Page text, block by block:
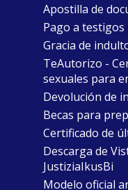
Apostilla de
Pago a
Gracia de
TeAutorizo -
sexuales para
Devolución de
Becas para
Certificado de
Descarga de
JustiziaIkusBi
Modelo oficial